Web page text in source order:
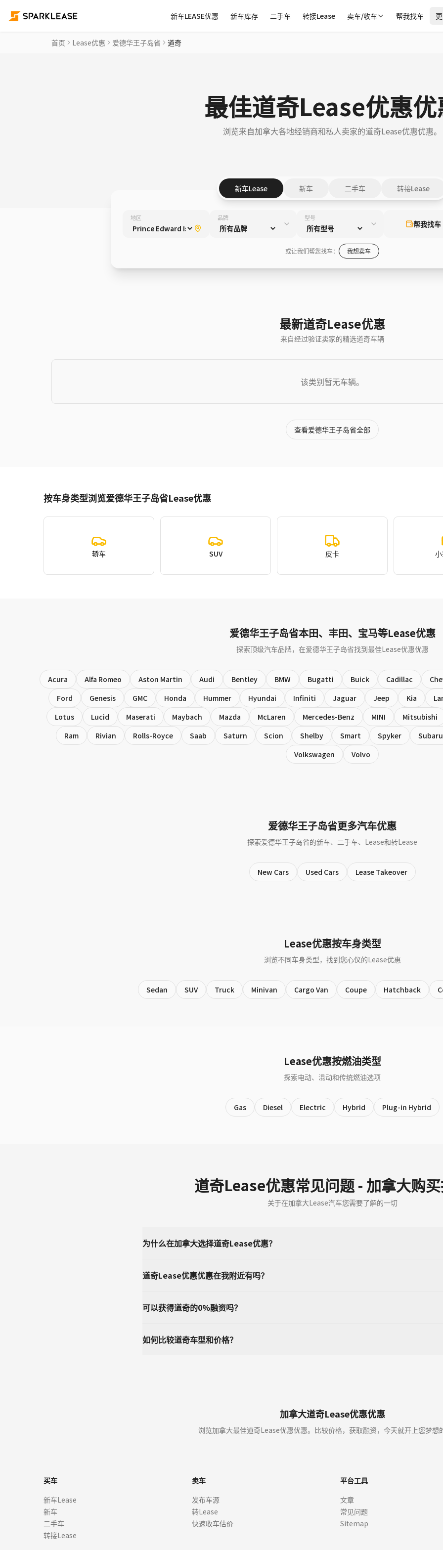
新车LEASE优惠 新车库存 二手车 转接Lease 卖车/收车 帮我找车
首页 Lease优惠 爱德华王子岛省 道奇
最佳道奇Lease优惠
浏览来自加拿大各地经销商和私人卖家的道奇Lease优惠优惠。
新车Lease 新车 二手车 转接Lease
地区 品牌 型号
帮我找车
或让我们帮您找车： 我想卖车
最新道奇Lease优惠
来自经过验证卖家的精选道奇车辆
该类别暂无车辆。
查看爱德华王子岛省全部
按车身类型浏览爱德华王子岛省Lease优惠
轿车 SUV 皮卡
爱德华王子岛省本田、丰田、宝马等Lease优惠
探索顶级汽车品牌，在爱德华王子岛省找到最佳Lease优惠优惠
Acura Alfa Romeo Aston Martin Audi Bentley BMW Bugatti Buick Cadillac
Ford
Genesis GMC Honda Hummer Hyundai Infiniti Jaguar Jeep Kia
Lotus
Lucid Maserati Maybach Mazda McLaren Mercedes-Benz MINI
Mitsubishi
Ram
Rivian Rolls-Royce Saab Saturn Scion Shelby Smart Spyker
Subaru
Volkswagen
Volvo
爱德华王子岛省更多汽车优惠
探索爱德华王子岛省的新车、二手车、Lease和转Lease
New Cars Used Cars Lease Takeover
Lease优惠按车身类型
浏览不同车身类型，找到您心仪的Lease优惠
Sedan SUV Truck Minivan Cargo Van Coupe Hatchback
Lease优惠按燃油类型
探索电动、混动和传统燃油选项
Gas Diesel Electric Hybrid Plug-in Hybrid
道奇Lease优惠常见问题 - 加拿大购
关于在加拿大Lease汽车您需要了解的一切
为什么在加拿大选择道奇Lease优惠？
道奇Lease优惠优惠在我附近有吗？
可以获得道奇的0%融资吗？
如何比较道奇车型和价格？
加拿大道奇Lease优惠优惠
浏览加拿大最佳道奇Lease优惠优惠。比较价格，获取融资，今天就开上您梦想
买车
新车Lease
新车
二手车
转接Lease
卖车
发布车源
转Lease
快速收车估价
平台工具
文章
常见问题
Sitemap